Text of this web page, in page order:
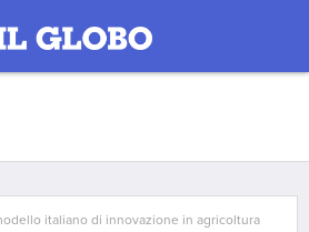
italiano di innovazione in agricoltura